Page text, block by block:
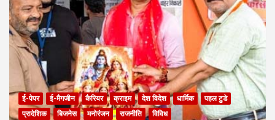
ई-पेपर ई-मैगजीन कैरियर क्राइम देश विदेश धार्मिक
पहल टुडे
प्रादेशिक
बिजनेस मनोरंजन राजनीति विविध